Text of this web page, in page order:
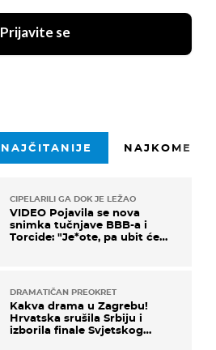
Prijavite se
NAJČITANIJE
CIPELARILI GA DOK JE LEŽAO
VIDEO Pojavila se nova
snimka tučnjave BBB-a i
Torcide: "Je*ote, pa ubit će
DRAMATIČAN PREOKRET
Kakva drama u Zagrebu!
Hrvatska srušila Srbiju i
izborila finale Svjetskog